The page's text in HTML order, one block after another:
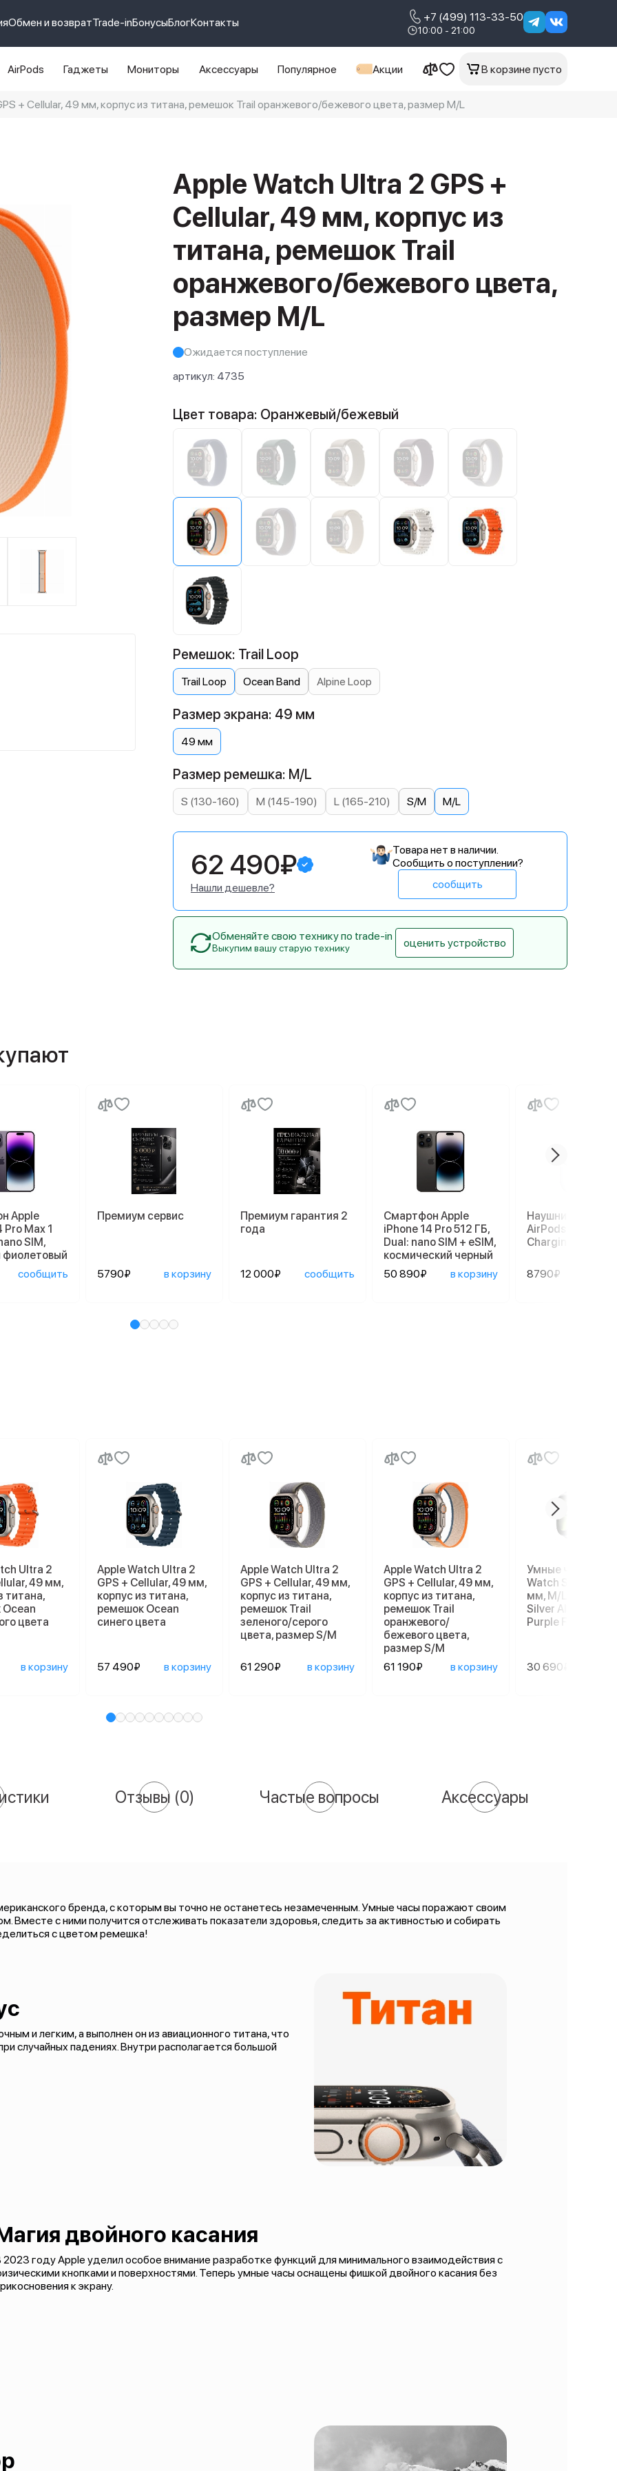
Обмен и возвратTrade-inБонусыБлогКонтакты +7 (499) 113-33-50
10:00 - 21:00
AirPods Гаджеты Мониторы Аксессуары Популярное Акции В корзине пусто
+ Cellular, 49 мм, корпус из титана, ремешок Trail оранжевого/бежевого цвета, размер M/L
Apple Watch Ultra 2 GPS +
Cellular, 49 мм, корпус из
титана, ремешок Trail
оранжевого/бежевого цвета,
размер M/L
Ожидается поступление
артикул: 4735
Цвет товара: Оранжевый/бежевый
Ремешок: Trail Loop
Trail Loop Ocean Band Alpine Loop
Размер экрана: 49 мм
49 мм
Размер ремешка: M/L
S (130-160) M (145-190) L (165-210) S/M M/L
62 490₽
Нашли дешевле?
Товара нет в наличии.
Сообщить о поступлении?
сообщить
Обменяйте свою технику по trade-in
Выкупим вашу старую технику оценить устройство
Apple
Pro Max 1
SIM,
фиолетовый
сообщить
Премиум сервис
5790₽ в корзину
Премиум гарантия 2
года
12 000₽ сообщить
Смартфон Apple
iPhone 14 Pro 512 ГБ,
Dual: nano SIM + eSIM,
космический черный
50 890₽
в корзину
Наушники Apple
AirPods 3
Charging Case,
8790₽
Ultra 2
49 мм,
титана,
цвета
в корзину
Apple Watch Ultra 2
GPS + Cellular, 49 мм,
корпус из титана,
ремешок Ocean
синего цвета
57 490₽ в корзину
Apple Watch Ultra 2
GPS + Cellular, 49 мм,
корпус из титана,
ремешок Trail
зеленого/серого
цвета, размер S/M
61 290₽ в корзину
Apple Watch Ultra 2
GPS + Cellular, 49 мм,
корпус из титана,
ремешок Trail
оранжевого/
бежевого цвета,
размер S/M
61 190₽
в корзину
Умные часы
Watch Series 11
мм, M/L
Silver Aluminum
Purple Fog Sport
30 690₽
Отзывы (0) Частые вопросы Аксессуары
бренда, с которым вы точно не останетесь незамеченным. Умные часы поражают своим
Вместе с ними получится отслеживать показатели здоровья, следить за активностью и собирать
с цветом ремешка!
и легким, а выполнен он из авиационного титана, что
случайных падениях. Внутри располагается большой
двойного касания
2023 году Apple уделил особое внимание разработке функций для минимального взаимодействия с
кнопками и поверхностями. Теперь умные часы оснащены фишкой двойного касания без
к экрану.